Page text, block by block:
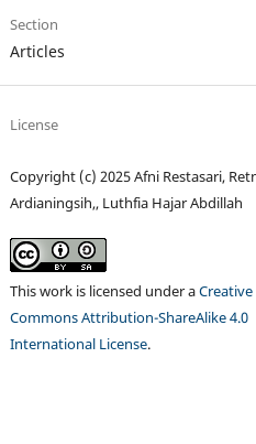
Section
Articles
License
Copyright (c) 2025 Afni Restasari,
Ardianingsih,, Luthfia Hajar Abdillah
This work is licensed under aCreative
Commons Attribution-ShareAlike 4.0
International License.